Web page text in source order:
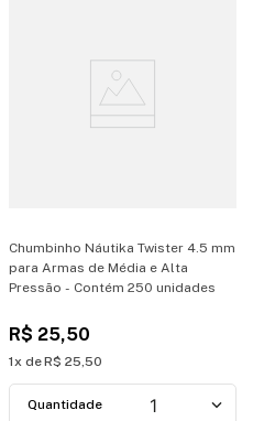
Chumbinho Náutika Twister 4.5 mm
para Armas de Média e Alta
Pressão - Contém 250 unidades
R$ 25,50
1 R$ 25,50
1